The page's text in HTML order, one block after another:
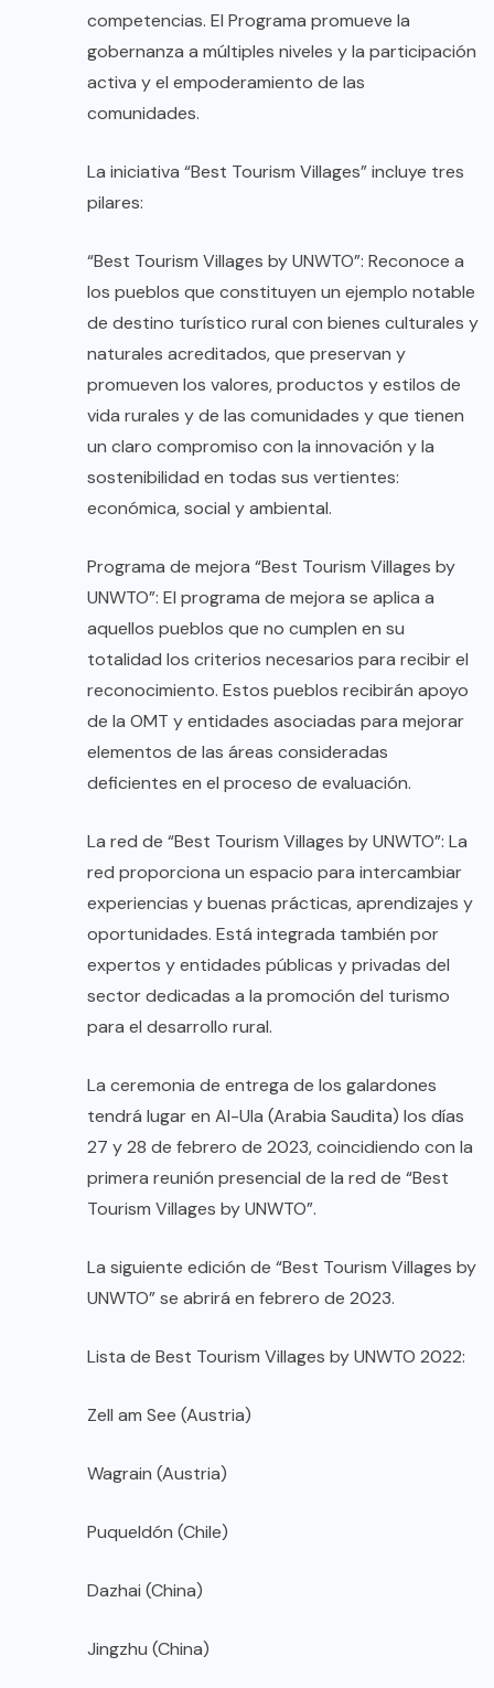
competencias. El Programa promueve la
gobernanza a múltiples niveles y la participación
activa y el empoderamiento de las
comunidades.
La iniciativa “Best Tourism Villages” incluye tres
pilares:
“Best Tourism Villages by UNWTO”: Reconoce a
los pueblos que constituyen un ejemplo notable
de destino turístico rural con bienes culturales y
naturales acreditados, que preservan y
promueven los valores, productos y estilos de
vida rurales y de las comunidades y que tienen
un claro compromiso con la innovación y la
sostenibilidad en todas sus vertientes:
económica, social y ambiental.
Programa de mejora “Best Tourism Villages by
UNWTO”: El programa de mejora se aplica a
aquellos pueblos que no cumplen en su
totalidad los criterios necesarios para recibir el
reconocimiento. Estos pueblos recibirán apoyo
de la OMT y entidades asociadas para mejorar
elementos de las áreas consideradas
deficientes en el proceso de evaluación.
La red de “Best Tourism Villages by UNWTO”: La
red proporciona un espacio para intercambiar
experiencias y buenas prácticas, aprendizajes y
oportunidades. Está integrada también por
expertos y entidades públicas y privadas del
sector dedicadas a la promoción del turismo
para el desarrollo rural.
La ceremonia de entrega de los galardones
tendrá lugar en Al-Ula (Arabia Saudita) los días
27 y 28 de febrero de 2023, coincidiendo con la
primera reunión presencial de la red de “Best
Tourism Villages by UNWTO”.
La siguiente edición de “Best Tourism Villages by
UNWTO” se abrirá en febrero de 2023.
Lista de Best Tourism Villages by UNWTO 2022:
Zell am See (Austria)
Wagrain (Austria)
Puqueldón (Chile)
Dazhai (China)
Jingzhu (China)